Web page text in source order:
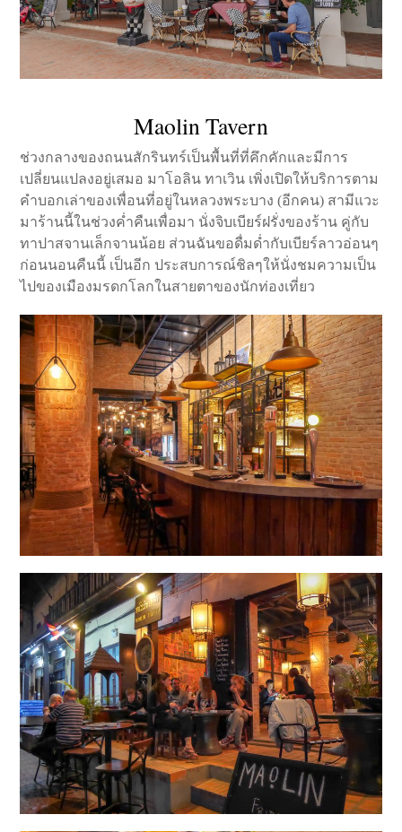
Maolin Tavern
ช่วงกลางของถนนสักรินทร์เป็นพื้นที่ที่คึกคักและมีการ
เปลี่ยนแปลงอยู่เสมอ มาโอลิน ทาเวิน เพิ่งเปิดให้บริการตาม
คำบอกเล่าของเพื่อนที่อยู่ในหลวงพระบาง (อีกคน) สามีแวะ
มาร้านนี้ในช่วงค่ำคืนเพื่อมา นั่งจิบเบียร์ฝรั่งของร้าน คู่กับ
ทาปาสจานเล็กจานน้อย ส่วนฉันขอดื่มด่ำกับเบียร์ลาวอ่อนๆ
ก่อนนอนคืนนี้ เป็นอีก ประสบการณ์ชิลๆให้นั่งชมความเป็น
ไปของเมืองมรดกโลกในสายตาของนักท่องเที่ยว